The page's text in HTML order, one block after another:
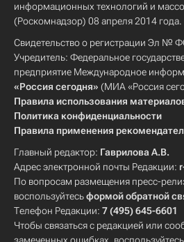
информационных технологий и
(Роскомнадзор) 08 апреля 2014 года.
Свидетельство о регистрации Эл №
Учредитель: Федеральное
предприятие Международное
«Россия сегодня» (МИА «Россия
Правила использования
Политика конфиденциальности
Правила применения
Главный редактор: Гаврилова А.В.
Адрес электронной почты Редакции:
По вопросам размещения пресс-
воспользуйтесьформой обратной
Телефон Редакции: 7 (495) 645-6601
Чтобы связаться с редакцией или